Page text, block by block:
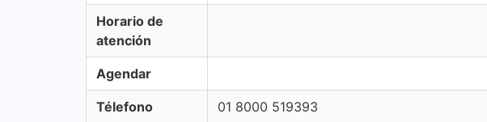
Horario de
atención
Agendar
Télefono 01 8000 519393